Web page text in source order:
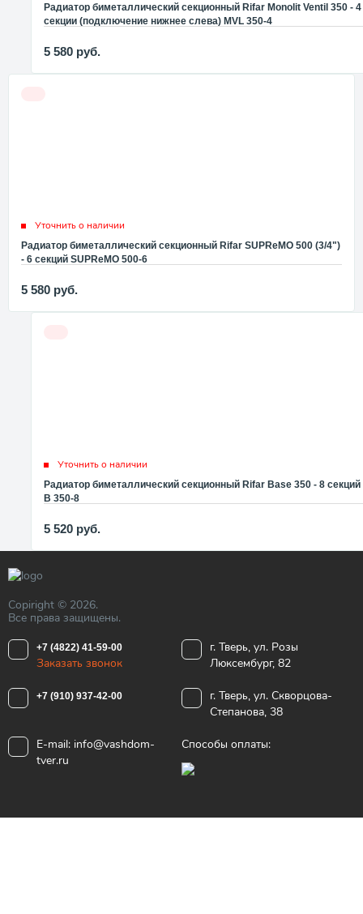
Радиатор биметаллический секционный Rifar Monolit Ventil 350 - 4
секции (подключение нижнее слева) MVL 350-4
5 580 руб.
Уточнить о наличии
Радиатор биметаллический секционный Rifar SUPReMO 500 (3/4")
- 6 секций SUPReMO 500-6
5 580 руб.
Уточнить о наличии
Радиатор биметаллический секционный Rifar Base 350 - 8 секций
B 350-8
5 520 руб.
Copiright © 2026.
Все права защищены.
+7 (4822) 41-59-00
Заказать звонок
г. Тверь, ул. Розы
Люксембург, 82
+7 (910) 937-42-00
г. Тверь, ул. Скворцова-
Степанова, 38
E-mail: info@vashdom-
tver.ru
Способы оплаты: